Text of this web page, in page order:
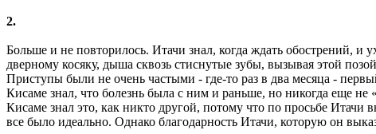
2.
Больше и не повторилось. Итачи знал, когда ждать обострений, и
дверному косяку, дыша сквозь стиснутые зубы, вызывая этой
Приступы были не очень частыми - где-то раз в два месяца -
Кисаме знал, что болезнь была с ним и раньше, но никогда еще не
Кисаме знал это, как никто другой, потому что по просьбе Итачи
все было идеально. Однако благодарность Итачи, которую он